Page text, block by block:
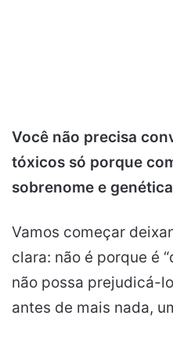
Você não precisa
tóxicos só porque
sobrenome e
Vamos começar
clara: não é porque é
não possa prejudicá-
antes de mais nada,